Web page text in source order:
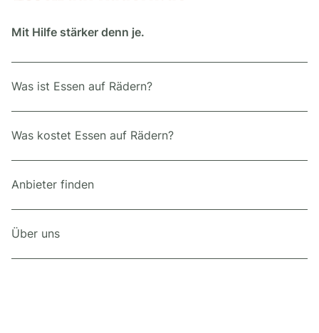
Mit Hilfe stärker denn je.
Was ist Essen auf Rädern?
Was kostet Essen auf Rädern?
Anbieter finden
Über uns